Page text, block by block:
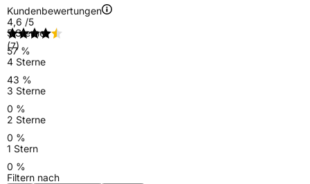
Kundenbewertungen
4,6 /5
(7)
5 Sterne
57 %
4 Sterne
43 %
3 Sterne
0 %
2 Sterne
0 %
1 Stern
0 %
Filtern nach